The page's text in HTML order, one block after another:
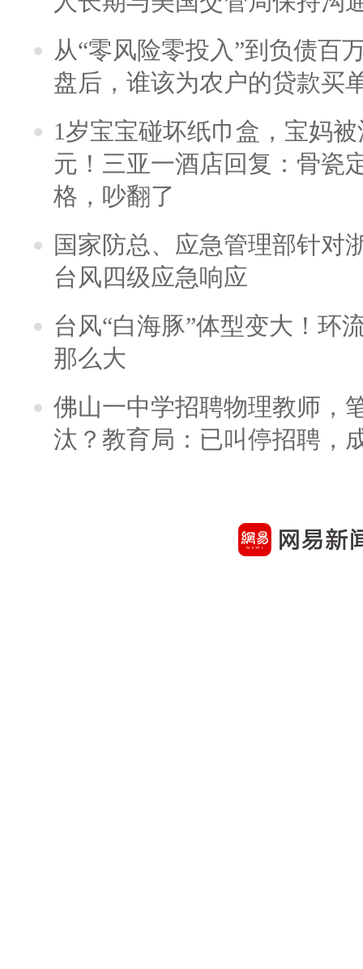
从“零风险零投入”到负债百
盘后，谁该为农户的贷款买
1岁宝宝碰坏纸巾盒，宝妈
元！三亚一酒店回复：骨瓷
格，吵翻了
国家防总、应急管理部针对
台风四级应急响应
台风“白海豚”体型变大！环
那么大
佛山一中学招聘物理教师，
汰？教育局：已叫停招聘，